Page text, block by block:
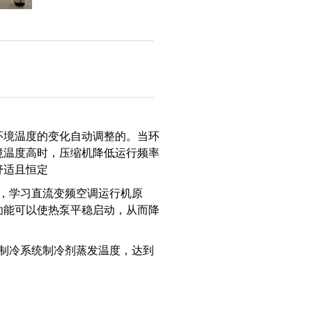
温度的变化自动调整的。当环
度高时，压缩机降低运行频率
适且恒定
学习直流变频空调运行机原
可以使热泵平稳启动，从而降
冷系统制冷剂蒸发温度，达到